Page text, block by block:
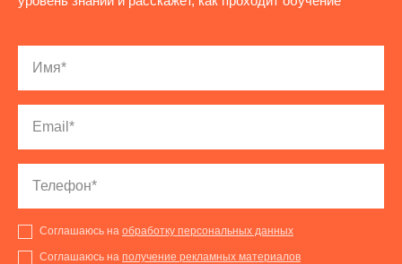
Соглашаюсь на обработку персональных данных
Соглашаюсь на получение рекламных материалов